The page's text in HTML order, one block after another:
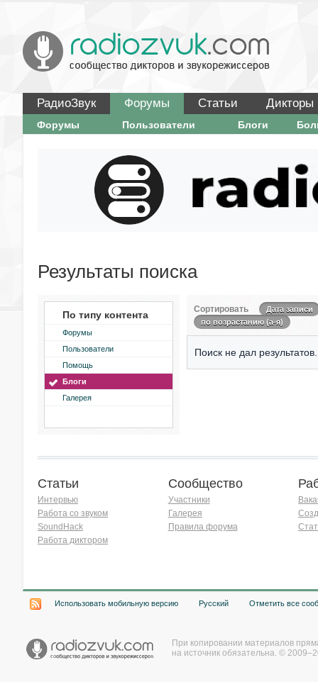
РадиоЗвук Форумы Статьи Дикторы
Форумы Пользователи Блоги
Результаты поиска
По типу контента
Форумы
Пользователи
Помощь
Блоги
Галерея
Сортировать
Дата записи
по возрастанию (а-я)
Поиск не дал результатов.
Статьи
Интервью
Работа со звуком
SoundHack
Работа диктором
Сообщество
Участники
Галерея
Правила форума
Использовать мобильную версию Русский Отметить все
При копировании материалов
на источник обязательна. ©